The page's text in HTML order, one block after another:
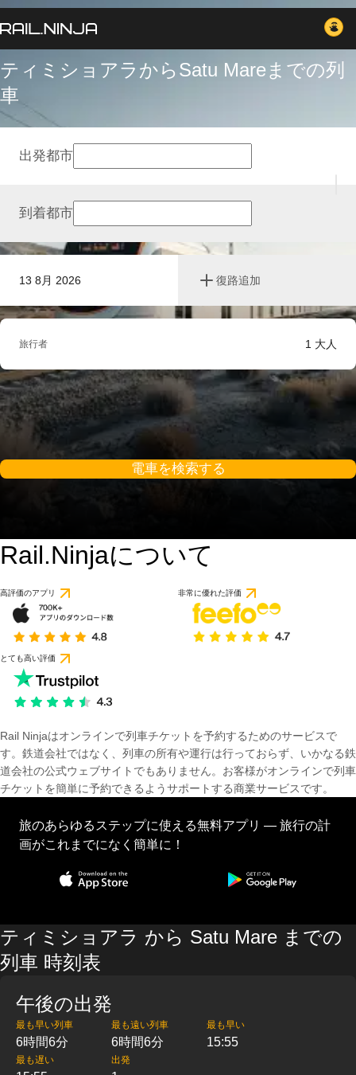
ティミショアラからSatu Mareまでの列
車
13 8月 2026 復路追加
出発都市
到着都市
旅行者 1 大人
電車を検索する
Rail.Ninjaについて
高評価のアプリ 非常に優れた評価
とても高い評価
Rail Ninjaはオンラインで列車チケットを予約するためのサービスで
す。鉄道会社ではなく、列車の所有や運行は行っておらず、いかなる鉄
道会社の公式ウェブサイトでもありません。お客様がオンラインで列車
チケットを簡単に予約できるようサポートする商業サービスです。
旅のあらゆるステップに使える無料アプリ — 旅行の計
画がこれまでになく簡単に！
ティミショアラ から Satu Mare までの
列車 時刻表
午後の出発
最も早い列車
6時間6分
最も遠い列車
6時間6分
最も早い
15:55
最も遅い 出発